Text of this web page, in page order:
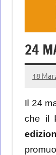
24
18
Il 24
che il